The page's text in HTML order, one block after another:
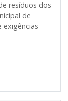
resíduos dos
de
exigências